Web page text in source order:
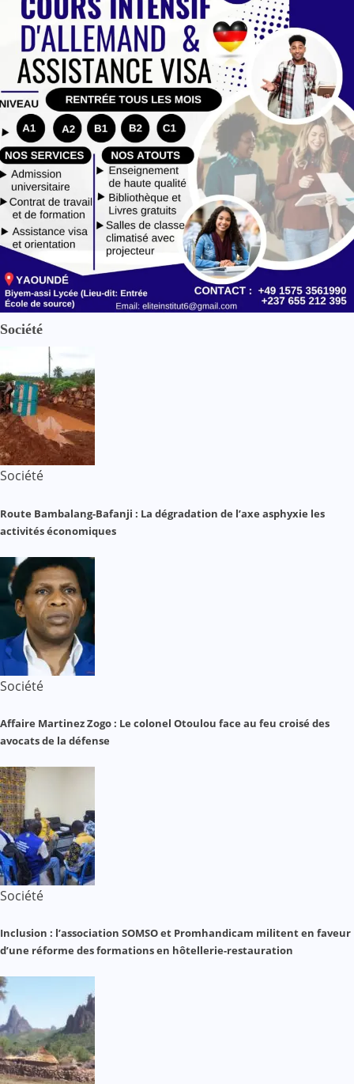
Société
Société
Route Bambalang-Bafanji : La dégradation de l’axe asphyxie les
activités économiques
Société
Affaire Martinez Zogo : Le colonel Otoulou face au feu croisé des
avocats de la défense
Société
Inclusion : l’association SOMSO et Promhandicam militent en faveur
d’une réforme des formations en hôtellerie-restauration